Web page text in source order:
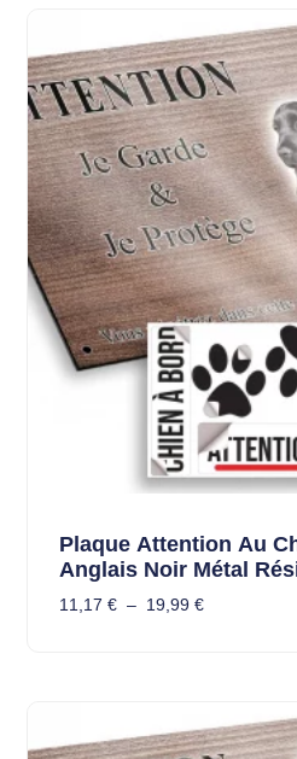
Plaque Attention Au
Anglais Noir Métal
11,17 € – 19,99 €